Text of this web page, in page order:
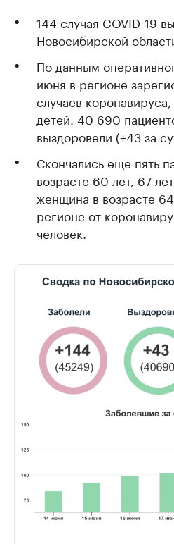
144 случая COVID-19
Новосибирской
По данным
июня в регионе
случаев
детей. 40 690
выздоровели (+43 за
Скончались еще пять
возрасте 60 лет, 67
женщина в возрасте
регионе от
человек.